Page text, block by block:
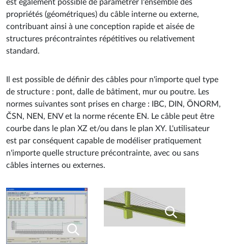
est également possible de paramétrer l'ensemble des
propriétés (géométriques) du câble interne ou externe,
contribuant ainsi à une conception rapide et aisée de
structures précontraintes répétitives ou relativement
standard.
Il est possible de définir des câbles pour n'importe quel type
de structure : pont, dalle de bâtiment, mur ou poutre. Les
normes suivantes sont prises en charge : IBC, DIN, ÖNORM,
ČSN, NEN, ENV et la norme récente EN. Le câble peut être
courbe dans le plan XZ et/ou dans le plan XY. L'utilisateur
est par conséquent capable de modéliser pratiquement
n'importe quelle structure précontrainte, avec ou sans
câbles internes ou externes.